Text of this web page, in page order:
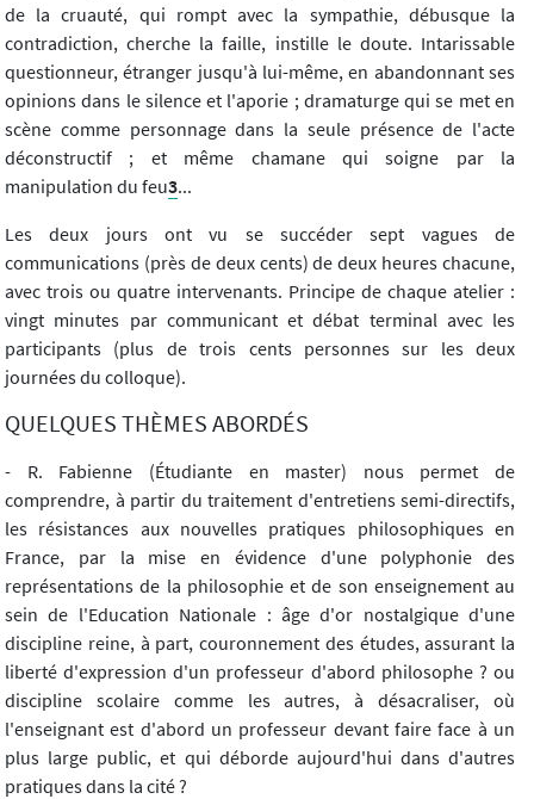
de la cruauté, qui rompt avec la sympathie, débusque la
contradiction, cherche la faille, instille le doute. Intarissable
questionneur, étranger jusqu'à lui-même, en abandonnant ses
opinions dans le silence et l'aporie ; dramaturge qui se met en
scène comme personnage dans la seule présence de l'acte
déconstructif ; et même chamane qui soigne par la
manipulation du feu3...
Les deux jours ont vu se succéder sept vagues de
communications (près de deux cents) de deux heures chacune,
avec trois ou quatre intervenants. Principe de chaque atelier :
vingt minutes par communicant et débat terminal avec les
participants (plus de trois cents personnes sur les deux
journées du colloque).
QUELQUES THÈMES ABORDÉS
- R. Fabienne (Étudiante en master) nous permet de
comprendre, à partir du traitement d'entretiens semi-directifs,
les résistances aux nouvelles pratiques philosophiques en
France, par la mise en évidence d'une polyphonie des
représentations de la philosophie et de son enseignement au
sein de l'Education Nationale : âge d'or nostalgique d'une
discipline reine, à part, couronnement des études, assurant la
liberté d'expression d'un professeur d'abord philosophe ? ou
discipline scolaire comme les autres, à désacraliser, où
l'enseignant est d'abord un professeur devant faire face à un
plus large public, et qui déborde aujourd'hui dans d'autres
pratiques dans la cité ?